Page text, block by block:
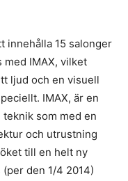
innehålla 15 salonger
med IMAX, vilket
ljud och en visuell
IMAX, är en
som med en
och utrustning
till en helt ny
den 1/4 2014)